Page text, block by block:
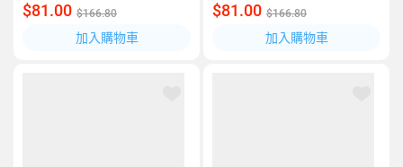
$81.00 $166.80
加入購物車
$81.00 $166.80
加入購物車